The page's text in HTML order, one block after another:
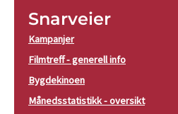
Snarveier
Kampanjer
Filmtreff - generell info
Bygdekinoen
Månedsstatistikk - oversikt